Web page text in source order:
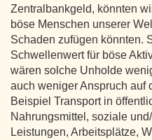
Zentralbankgeld, könnten
böse Menschen unserer
Schaden zufügen könnten.
Schwellenwert für böse
wären solche Unholde
auch weniger Anspruch auf
Beispiel Transport in
Nahrungsmittel, soziale
Leistungen, Arbeitsplätze,